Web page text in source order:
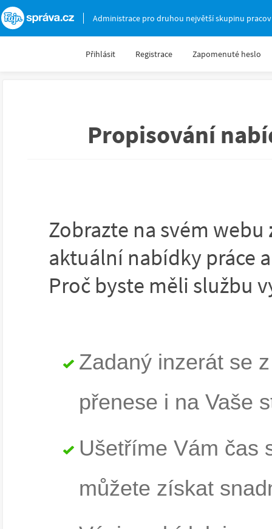
Fajnsprava.cz
Administrace pro druhou největší skupinu
Přihlásit Registrace Zapomenuté heslo
Propisování
Zobrazte na svém webu
aktuální nabídky práce
Proč byste měli službu
Zadaný inzerát se
přenese i na Vaše
Ušetříme Vám čas
můžete získat